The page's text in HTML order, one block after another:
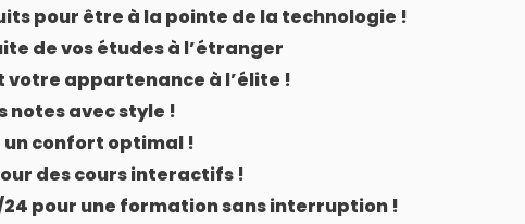
pour être à la pointe de la technologie !
de vos études à l’étranger
appartenance à l’élite !
notes avec style !
un confort optimal !
des cours interactifs !
pour une formation sans interruption !